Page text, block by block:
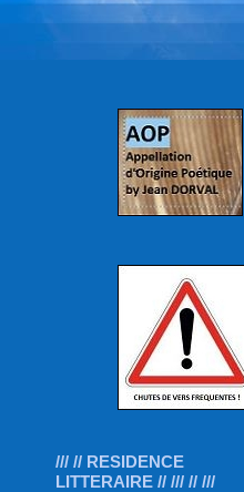
/// // RESIDENCE
LITTERAIRE // /// // ///